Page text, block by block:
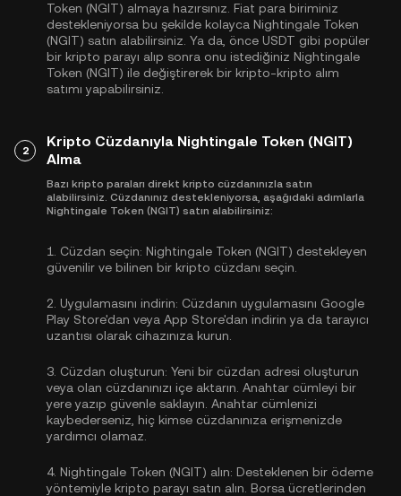
Token (NGIT) almaya hazırsınız. Fiat para biriminiz
destekleniyorsa bu şekilde kolayca Nightingale Token
(NGIT) satın alabilirsiniz. Ya da, önce USDT gibi popüler
bir kripto parayı alıp sonra onu istediğiniz Nightingale
Token (NGIT) ile değiştirerek bir kripto-kripto alım
satımı yapabilirsiniz.
2
Kripto Cüzdanıyla Nightingale Token (NGIT)
Alma
Bazı kripto paraları direkt kripto cüzdanınızla satın
alabilirsiniz. Cüzdanınız destekleniyorsa, aşağıdaki adımlarla
Nightingale Token (NGIT) satın alabilirsiniz:
1. Cüzdan seçin: Nightingale Token (NGIT) destekleyen
güvenilir ve bilinen bir kripto cüzdanı seçin.
2. Uygulamasını indirin: Cüzdanın uygulamasını Google
Play Store'dan veya App Store'dan indirin ya da tarayıcı
uzantısı olarak cihazınıza kurun.
3. Cüzdan oluşturun: Yeni bir cüzdan adresi oluşturun
veya olan cüzdanınızı içe aktarın. Anahtar cümleyi bir
yere yazıp güvenle saklayın. Anahtar cümlenizi
kaybederseniz, hiç kimse cüzdanınıza erişmenizde
yardımcı olamaz.
4. Nightingale Token (NGIT) alın: Desteklenen bir ödeme
yöntemiyle kripto parayı satın alın. Borsa ücretlerinden